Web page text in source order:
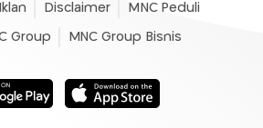
Disclaimer MNC Peduli
Group MNC Group Bisnis